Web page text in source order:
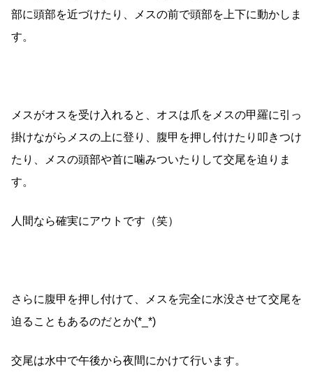
部に頭部を近づけたり、メスの前で頭部を上下に動かしま
す。
メスがオスを受け入れると、オスは爪をメスの甲羅に引っ
掛けながらメスの上に登り、腹甲を押し付けたり叩きつけ
たり、メスの頭部や首に噛みついたりして交尾を迫りま
す。
人間なら確実にアウトです（笑）
さらに腹甲を押し付けて、メスを完全に水没させて交尾を
迫ることもあるのだとか(*_*)
交尾は水中で午後から夜間にかけて行います。